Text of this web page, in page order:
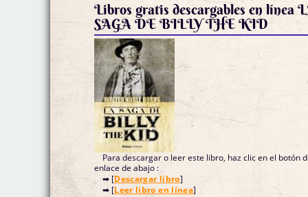
Libros gratis descargables en línea
SAGA DE BILLY THE KID
Para descargar o leer este libro, haz clic en el botón
enlace de abajo :
➡ [Descargar libro]
➡ [Leer libro en línea]